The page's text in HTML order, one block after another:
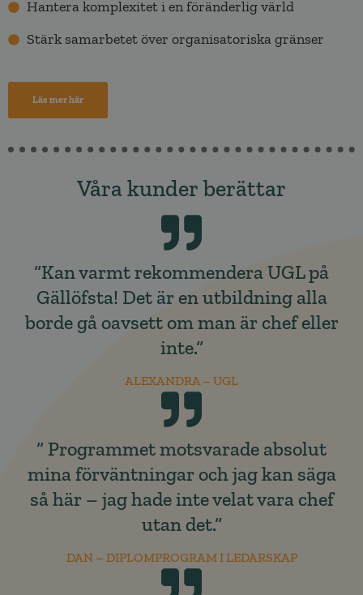
Hantera komplexitet i en föränderlig värld
Stärk samarbetet över organisatoriska gränser
Läs mer här
Våra kunder berättar
“Kan varmt rekommendera UGL på
Gällöfsta! Det är en utbildning alla
borde gå oavsett om man är chef eller
inte.“
ALEXANDRA – UGL
“ Programmet motsvarade absolut
mina förväntningar och jag kan säga
så här – jag hade inte velat vara chef
utan det.“
DAN – DIPLOMPROGRAM I LEDARSKAP